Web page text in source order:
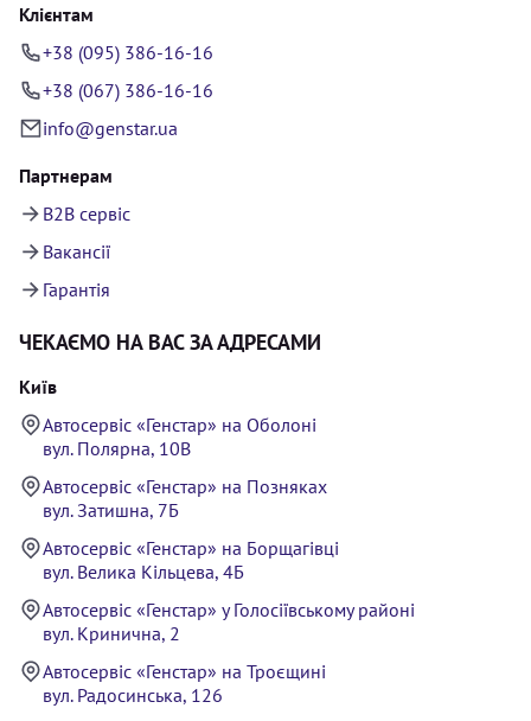
Клієнтам
+38 (095) 386-16-16
+38 (067) 386-16-16
info@genstar.ua
Партнерам
B2B сервіс
Вакансії
Гарантія
ЧЕКАЄМО НА ВАС ЗА АДРЕСАМИ
Київ
Автосервіс «Генстар» на Оболоні
вул. Полярна, 10В
Автосервіс «Генстар» на Позняках
вул. Затишна, 7Б
Автосервіс «Генстар» на Борщагівці
вул. Велика Кільцева, 4Б
Автосервіс «Генстар» у Голосіївському районі
вул. Кринична, 2
Автосервіс «Генстар» на Троєщині
вул. Радосинська, 126